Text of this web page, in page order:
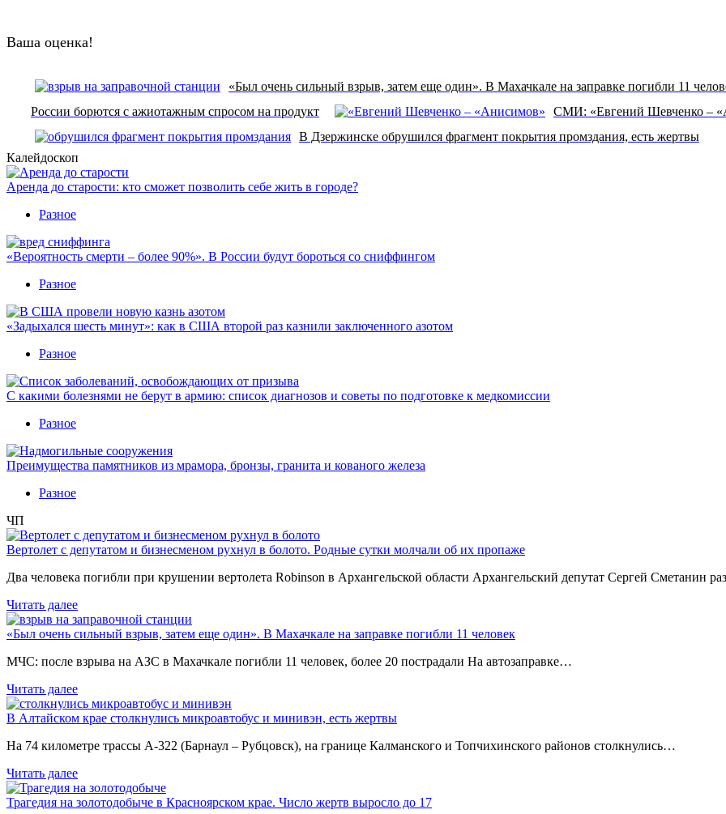
Ваша оценка!
«Был очень сильный взрыв, затем еще один». В Махачкале на заправке погибли 11
России борются с ажиотажным спросом на продукт
СМИ: «Евгений Шевченко –
В Дзержинске обрушился фрагмент покрытия промздания, есть жертвы
Калейдоскоп
Аренда до старости: кто сможет позволить себе жить в городе?
Разное
«Вероятность смерти – более 90%». В России будут бороться со сниффингом
Разное
«Задыхался шесть минут»: как в США второй раз казнили заключенного азотом
Разное
С какими болезнями не берут в армию: список диагнозов и советы по подготовке к медкомиссии
Разное
Преимущества памятников из мрамора, бронзы, гранита и кованого железа
Разное
ЧП
Вертолет с депутатом и бизнесменом рухнул в болото. Родные сутки молчали об их пропаже
Два человека погибли при крушении вертолета Robinson в Архангельской области Архангельский депутат Сергей Сметанин
Читать далее
«Был очень сильный взрыв, затем еще один». В Махачкале на заправке погибли 11 человек
МЧС: после взрыва на АЗС в Махачкале погибли 11 человек, более 20 пострадали На автозаправке…
Читать далее
В Алтайском крае столкнулись микроавтобус и минивэн, есть жертвы
На 74 километре трассы А-322 (Барнаул – Рубцовск), на границе Калманского и Топчихинского районов столкнулись…
Читать далее
Трагедия на золотодобыче в Красноярском крае. Число жертв выросло до 17